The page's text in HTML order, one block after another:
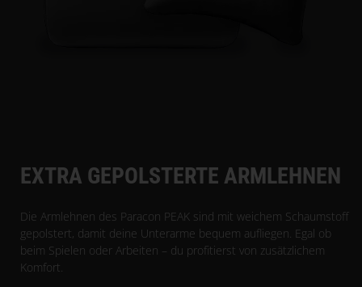
EXTRA GEPOLSTERTE ARMLEHNEN
Die Armlehnen des Paracon PEAK sind mit weichem Schaumstoff
gepolstert, damit deine Unterarme bequem aufliegen. Egal ob
beim Spielen oder Arbeiten – du profitierst von zusätzlichem
Komfort.